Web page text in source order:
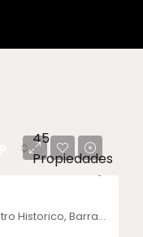
45
Propiedades
Nuvoli Plaza, Carrera 46, Norte Centro Historico, Barranquilla, Atlántico, Colombia